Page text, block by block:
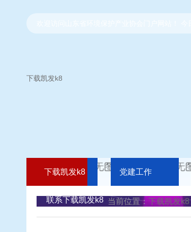
下载凯发k8
下载凯发k8 党建工作
联系下载凯发k8 当前位置： 下载凯发k8